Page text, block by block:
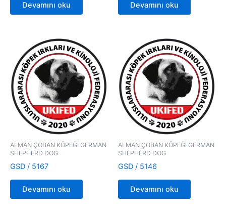
Devamını oku Devamını oku
ALMAN ÇOBAN KÖPEĞİ GERMAN
SHEPHERD DOG
GSD / 5167
Devamını oku
ALMAN ÇOBAN KÖPEĞİ GERMAN
SHEPHERD DOG
GSD / 5146
Devamını oku